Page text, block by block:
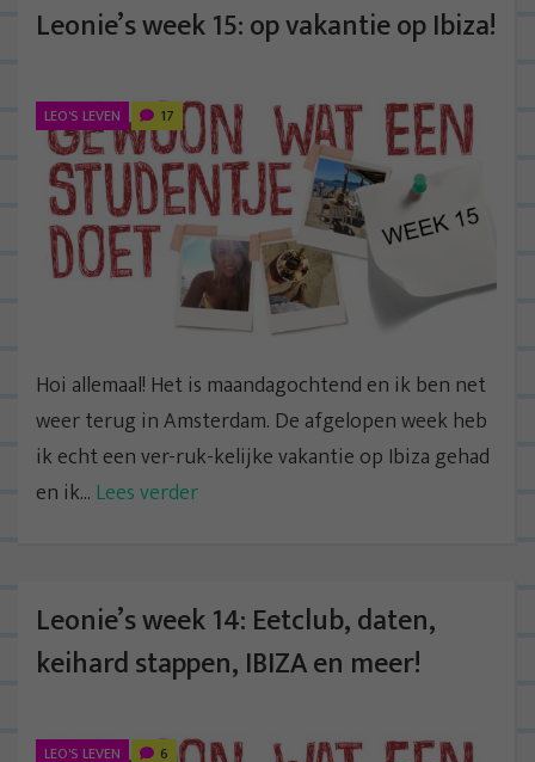
Leonie’s week 15: op vakantie op Ibiza!
LEO'S LEVEN 17
Hoi allemaal! Het is maandagochtend en ik ben net
weer terug in Amsterdam. De afgelopen week heb
ik echt een ver-ruk-kelijke vakantie op Ibiza gehad
en ik... Lees verder
Leonie’s week 14: Eetclub, daten,
keihard stappen, IBIZA en meer!
LEO'S LEVEN 6